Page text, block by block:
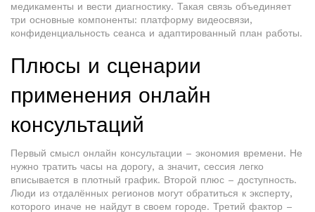
медикаменты и вести диагностику. Такая связь объединяет
три основные компоненты: платформу видеосвязи,
конфиденциальность сеанса и адаптированный план работы.
Плюсы и сценарии
применения онлайн
консультаций
Первый смысл онлайн консультации – экономия времени. Не
нужно тратить часы на дорогу, а значит, сессия легко
вписывается в плотный график. Второй плюс – доступность.
Люди из отдалённых регионов могут обратиться к эксперту,
которого иначе не найдут в своем городе. Третий фактор –